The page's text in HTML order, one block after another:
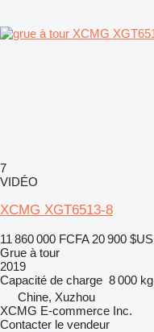
7
VIDÉO
XCMG XGT6513-8
11 860 000 FCFA 20 900 $US
Grue à tour
2019
Capacité de charge 8 000 kg
Chine, Xuzhou
XCMG E-commerce Inc.
Contacter le vendeur